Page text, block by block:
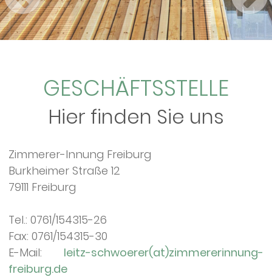
GESCHÄFTSSTELLE
Hier finden Sie uns
Zimmerer-Innung Freiburg
Burkheimer Straße 12
79111 Freiburg
Tel.: 0761/154315-26
Fax: 0761/154315-30
E-Mail: leitz-schwoerer(at)zimmererinnung-
freiburg.de